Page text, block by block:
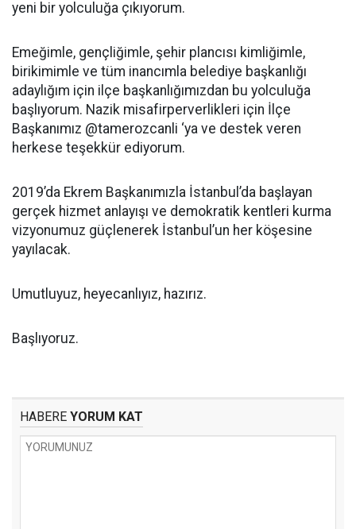
yeni bir yolculuğa çıkıyorum.
Emeğimle, gençliğimle, şehir plancısı kimliğimle,
birikimimle ve tüm inancımla belediye başkanlığı
adaylığım için ilçe başkanlığımızdan bu yolculuğa
başlıyorum. Nazik misafirperverlikleri için İlçe
Başkanımız @tamerozcanli ‘ya ve destek veren
herkese teşekkür ediyorum.
2019’da Ekrem Başkanımızla İstanbul’da başlayan
gerçek hizmet anlayışı ve demokratik kentleri kurma
vizyonumuz güçlenerek İstanbul’un her köşesine
yayılacak.
Umutluyuz, heyecanlıyız, hazırız.
Başlıyoruz.
HABERE YORUM KAT